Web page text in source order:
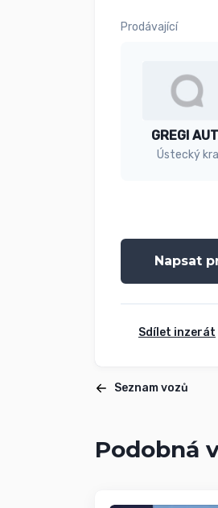
Prodávající
GREGI
Ústecký
Napsat
Sdílet inzerát
Seznam vozů
Podobná